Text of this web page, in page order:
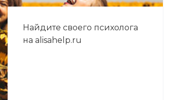
Найдите своего психолога
на alisahelp.ru